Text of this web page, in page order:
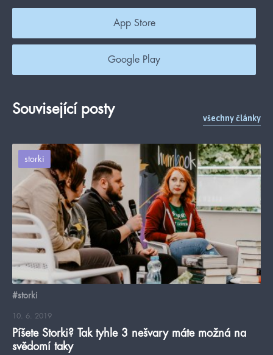
App Store
Google Play
Související posty
všechny články
storki
#storki
10. 6. 2019
Píšete Storki? Tak tyhle 3 nešvary máte možná na
svědomí taky